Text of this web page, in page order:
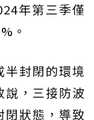
年第三季僅
。
半封閉的環境
說，三接防波
狀態，導致